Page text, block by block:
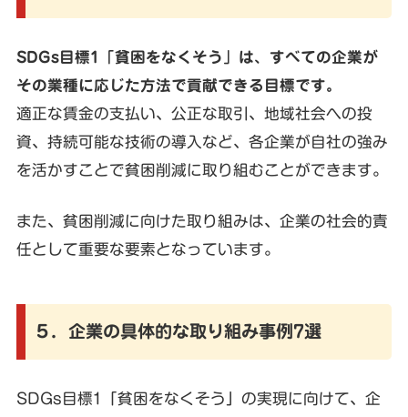
SDGs目標1「貧困をなくそう」は、すべての企業が
その業種に応じた方法で貢献できる目標です。
適正な賃金の支払い、公正な取引、地域社会への投
資、持続可能な技術の導入など、各企業が自社の強み
を活かすことで貧困削減に取り組むことができます。
また、貧困削減に向けた取り組みは、企業の社会的責
任として重要な要素となっています。
５．企業の具体的な取り組み事例7選
SDGs目標1「貧困をなくそう」の実現に向けて、企